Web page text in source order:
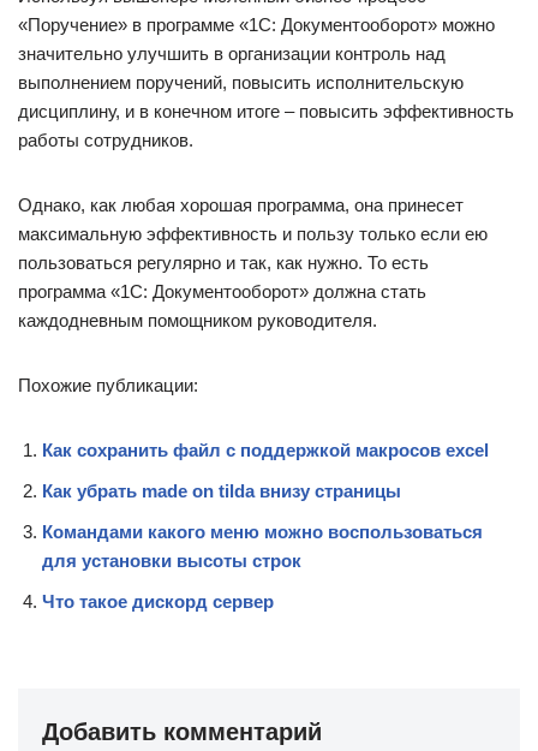
«Поручение» в программе «1С: Документооборот» можно
значительно улучшить в организации контроль над
выполнением поручений, повысить исполнительскую
дисциплину, и в конечном итоге – повысить эффективность
работы сотрудников.
Однако, как любая хорошая программа, она принесет
максимальную эффективность и пользу только если ею
пользоваться регулярно и так, как нужно. То есть
программа «1С: Документооборот» должна стать
каждодневным помощником руководителя.
Похожие публикации:
Как сохранить файл с поддержкой макросов excel
Как убрать made on tilda внизу страницы
Командами какого меню можно воспользоваться
для установки высоты строк
Что такое дискорд сервер
Добавить комментарий